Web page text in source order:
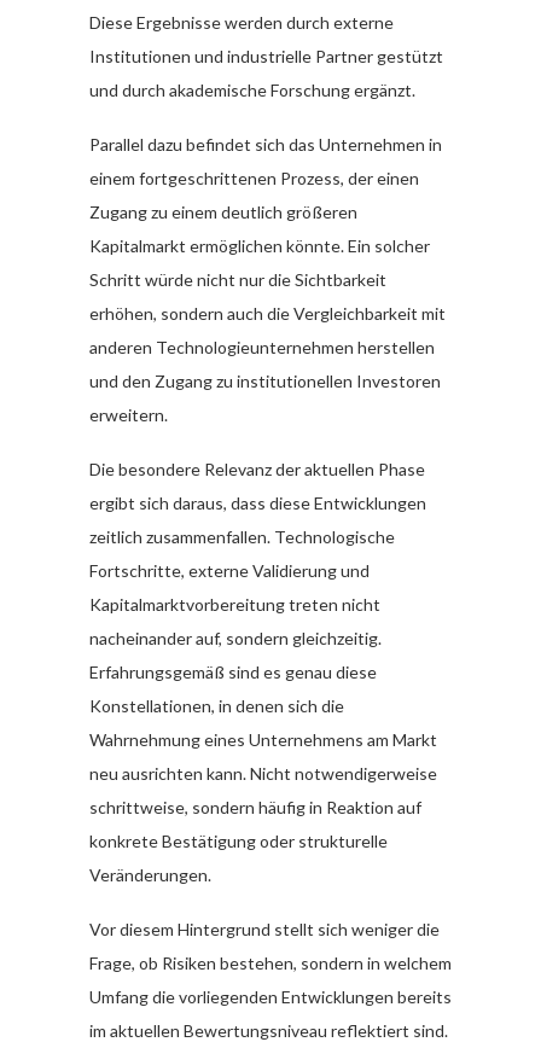
Diese Ergebnisse werden durch externe
Institutionen und industrielle Partner gestützt
und durch akademische Forschung ergänzt.
Parallel dazu befindet sich das Unternehmen in
einem fortgeschrittenen Prozess, der einen
Zugang zu einem deutlich größeren
Kapitalmarkt ermöglichen könnte. Ein solcher
Schritt würde nicht nur die Sichtbarkeit
erhöhen, sondern auch die Vergleichbarkeit mit
anderen Technologieunternehmen herstellen
und den Zugang zu institutionellen Investoren
erweitern.
Die besondere Relevanz der aktuellen Phase
ergibt sich daraus, dass diese Entwicklungen
zeitlich zusammenfallen. Technologische
Fortschritte, externe Validierung und
Kapitalmarktvorbereitung treten nicht
nacheinander auf, sondern gleichzeitig.
Erfahrungsgemäß sind es genau diese
Konstellationen, in denen sich die
Wahrnehmung eines Unternehmens am Markt
neu ausrichten kann. Nicht notwendigerweise
schrittweise, sondern häufig in Reaktion auf
konkrete Bestätigung oder strukturelle
Veränderungen.
Vor diesem Hintergrund stellt sich weniger die
Frage, ob Risiken bestehen, sondern in welchem
Umfang die vorliegenden Entwicklungen bereits
im aktuellen Bewertungsniveau reflektiert sind.